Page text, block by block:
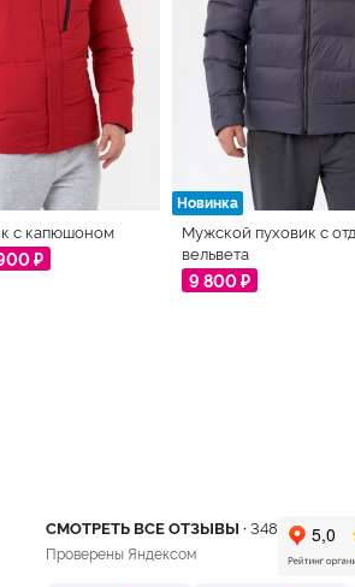
с капюшоном
₽
Новинка
Мужской пуховик с
вельвета
9 800 ₽
СМОТРЕТЬ ВСЕ ОТЗЫВЫ ·348
Проверены Яндексом